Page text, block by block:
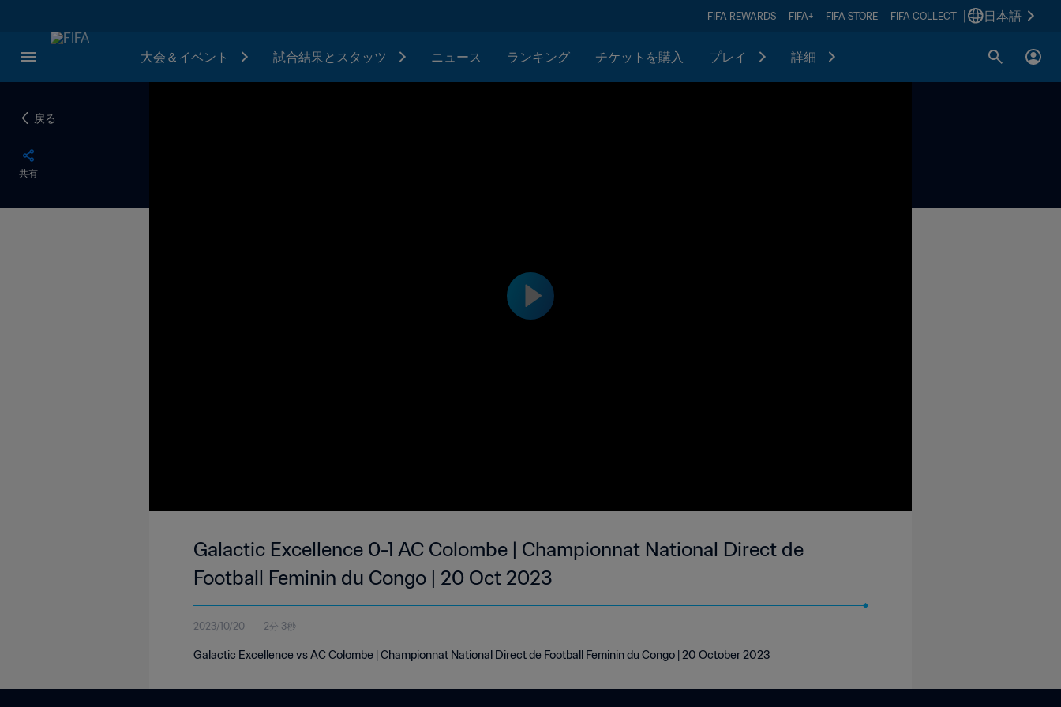
FIFA REWARDS FIFA+ FIFA STORE FIFA COLLECT 日本語
大会＆イベント 試合結果とスタッツ ニュース ランキング チケットを購入 プレイ 詳細
戻る
共有
Galactic Excellence 0-1 AC Colombe | Championnat National Direct de
Football Feminin du Congo | 20 Oct 2023
2023/10/20 2分 3秒
Galactic Excellence vs AC Colombe | Championnat National Direct de Football Feminin du Congo | 20 October 2023